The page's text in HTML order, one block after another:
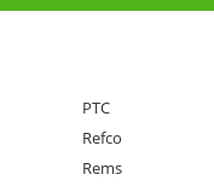
PTC
Refco
Rems